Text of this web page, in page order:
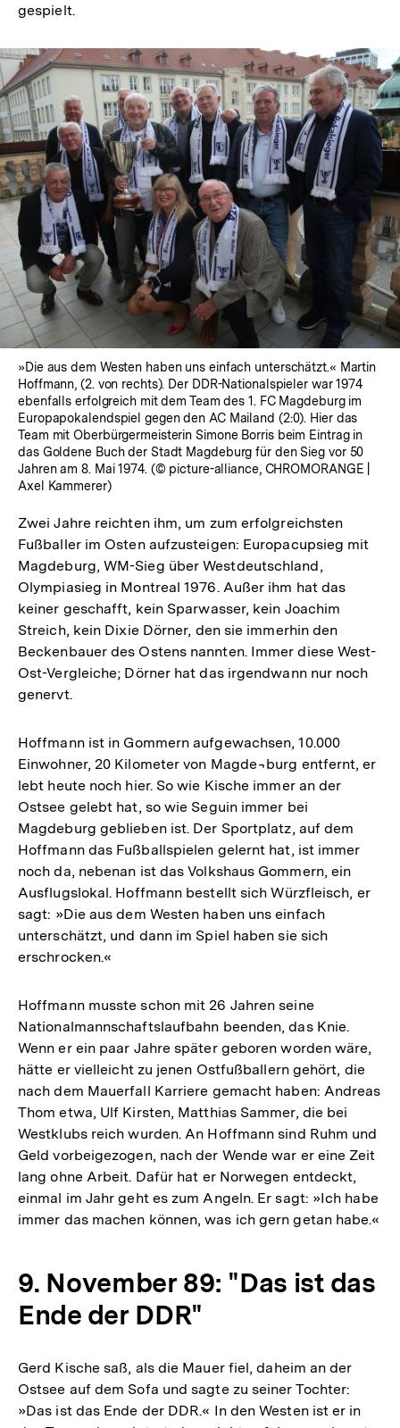
gespielt.
In
Lightbox
öffnen
»Die aus dem Westen haben uns einfach unterschätzt.« Martin
Hoffmann, (2. von rechts). Der DDR-Nationalspieler war 1974
ebenfalls erfolgreich mit dem Team des 1. FC Magdeburg im
Europapokalendspiel gegen den AC Mailand (2:0). Hier das
Team mit Oberbürgermeisterin Simone Borris beim Eintrag in
das Goldene Buch der Stadt Magdeburg für den Sieg vor 50
Jahren am 8. Mai 1974. (© picture-alliance, CHROMORANGE |
Axel Kammerer)
Zwei Jahre reichten ihm, um zum erfolgreichsten
Fußballer im Osten aufzusteigen: Europacupsieg mit
Magdeburg, WM-Sieg über Westdeutschland,
Olympiasieg in Montreal 1976. Außer ihm hat das
keiner geschafft, kein Sparwasser, kein Joachim
Streich, kein Dixie Dörner, den sie immerhin den
Beckenbauer des Ostens nannten. Immer diese West-
Ost-Vergleiche; Dörner hat das irgendwann nur noch
genervt.
Hoffmann ist in Gommern aufgewachsen, 10.000
Einwohner, 20 Kilometer von Magde¬burg entfernt, er
lebt heute noch hier. So wie Kische immer an der
Ostsee gelebt hat, so wie Seguin immer bei
Magdeburg geblieben ist. Der Sportplatz, auf dem
Hoffmann das Fußballspielen gelernt hat, ist immer
noch da, nebenan ist das Volkshaus Gommern, ein
Ausflugslokal. Hoffmann bestellt sich Würzfleisch, er
sagt: »Die aus dem Westen haben uns einfach
unterschätzt, und dann im Spiel haben sie sich
erschrocken.«
Hoffmann musste schon mit 26 Jahren seine
Nationalmannschaftslaufbahn beenden, das Knie.
Wenn er ein paar Jahre später geboren worden wäre,
hätte er vielleicht zu jenen Ostfußballern gehört, die
nach dem Mauerfall Karriere gemacht haben: Andreas
Thom etwa, Ulf Kirsten, Matthias Sammer, die bei
Westklubs reich wurden. An Hoffmann sind Ruhm und
Geld vorbeigezogen, nach der Wende war er eine Zeit
lang ohne Arbeit. Dafür hat er Norwegen entdeckt,
einmal im Jahr geht es zum Angeln. Er sagt: »Ich habe
immer das machen können, was ich gern getan habe.«
9. November 89: "Das ist das
Ende der DDR"
Gerd Kische saß, als die Mauer fiel, daheim an der
Ostsee auf dem Sofa und sagte zu seiner Tochter:
»Das ist das Ende der DDR.« In den Westen ist er in